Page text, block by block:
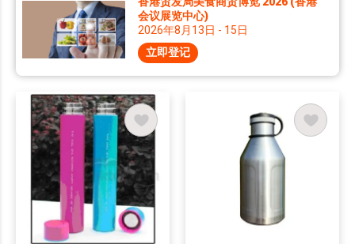
会议展览中心)
2026年8月13日 - 15日
立即登记